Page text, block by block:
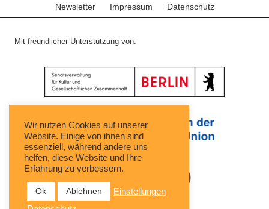
Newsletter Impressum Datenschutz
Mit freundlicher Unterstützung von:
Wir nutzen Cookies auf unserer
Website. Einige von ihnen sind
essenziell, während andere uns
helfen, diese Website und Ihre
Erfahrung zu verbessern.
Ok Ablehnen
Einstellungen